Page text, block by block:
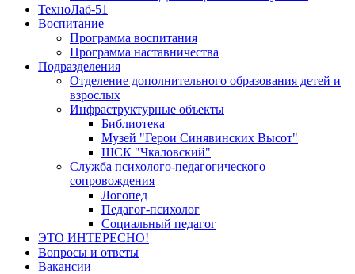
ТехноЛаб-51
Воспитание
Программа воспитания
Программа наставничества
Подразделения
Отделение дополнительного образования детей и
взрослых
Инфраструктурные объекты
Библиотека
Музей "Герои Синявинских Высот"
ШСК "Чкаловский"
Служба психолого-педагогического
сопровождения
Логопед
Педагог-психолог
Социальный педагог
ЭТО ИНТЕРЕСНО!
Вопросы и ответы
Вакансии